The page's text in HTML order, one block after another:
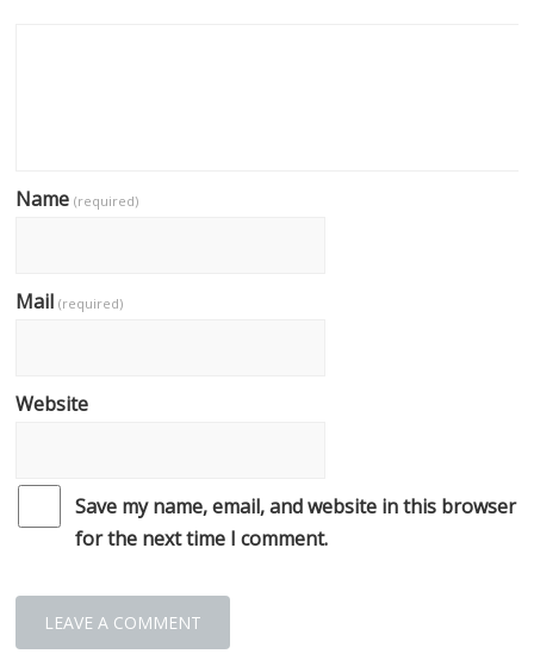
Name(required)
Mail(required)
Website
Save my name, email, and website in this browser
for the next time I comment.